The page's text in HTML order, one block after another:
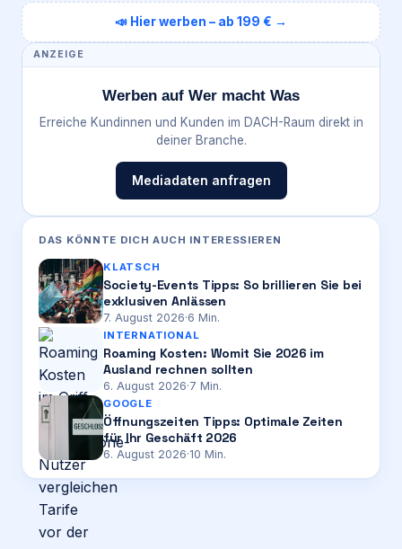
📣 Hier werben – ab 199 € →
ANZEIGE
Werben auf Wer macht Was
Erreiche Kundinnen und Kunden im DACH-Raum direkt in
deiner Branche.
Mediadaten anfragen
DAS KÖNNTE DICH AUCH INTERESSIEREN
KLATSCH
Society-Events Tipps: So brillieren Sie bei
exklusiven Anlässen
7. August 2026·6 Min.
INTERNATIONAL
Roaming Kosten: Womit Sie 2026 im
Ausland rechnen sollten
6. August 2026·7 Min.
GOOGLE
Öffnungszeiten Tipps: Optimale Zeiten
für Ihr Geschäft 2026
6. August 2026·10 Min.